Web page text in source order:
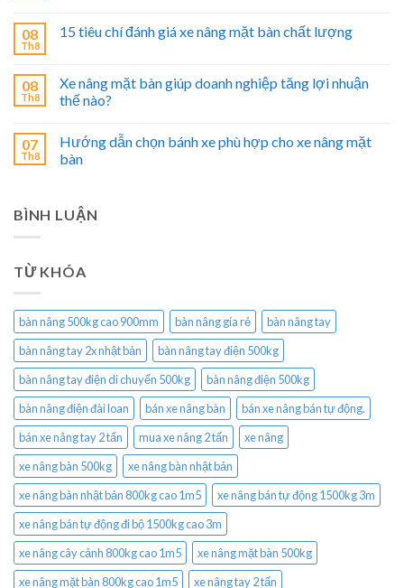
08
Th8
15 tiêu chí đánh giá xe nâng mặt bàn chất lượng
08
Th8
Xe nâng mặt bàn giúp doanh nghiệp tăng lợi nhuận
thế nào?
07
Th8
Hướng dẫn chọn bánh xe phù hợp cho xe nâng mặt
bàn
BÌNH LUẬN
TỪ KHÓA
bàn nâng 500kg cao 900mm bàn nâng gía rẻ
bàn nâng tay
bàn nâng tay 2x nhật bản
bàn nâng tay điện 500kg
bàn nâng tay điện di chuyển 500kg
bàn nâng điện 500kg
bàn nâng điện đài loan
bán xe nâng bàn
bán xe nâng bán tự động.
bán xe nâng tay 2 tấn
mua xe nâng 2 tấn
xe nâng
xe nâng bàn 500kg
xe nâng bàn nhật bản
xe nâng bàn nhật bản 800kg cao 1m5
xe nâng bán tự động 1500kg 3m
xe nâng bán tự động đi bộ 1500kg cao 3m
xe nâng cây cảnh 800kg cao 1m5
xe nâng mặt bàn 500kg
xe nâng mặt bàn 800kg cao 1m5
xe nâng tay 2 tấn